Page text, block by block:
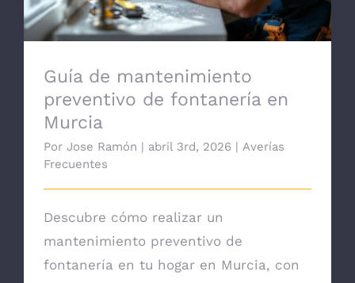
Guía de mantenimiento
preventivo de fontanería en
Murcia
Por Jose Ramón | abril 3rd, 2026 | Averías
Frecuentes
Descubre cómo realizar un
mantenimiento preventivo de
fontanería en tu hogar en Murcia, con